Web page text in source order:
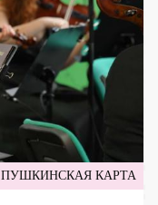
ПУШКИНСКАЯ КАРТА